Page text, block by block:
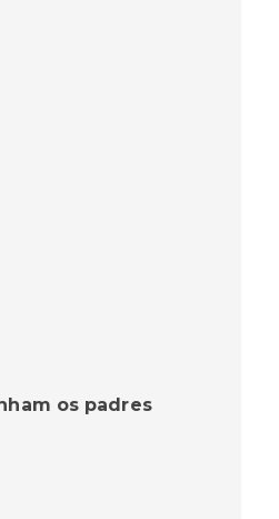
os padres